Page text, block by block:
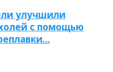
улучшили
с помощью